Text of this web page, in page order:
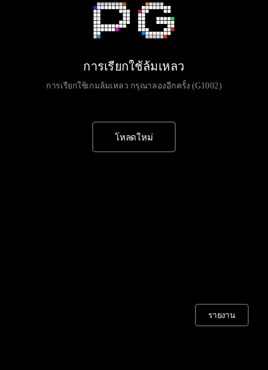
การเรียกใช้ล้มเหลว
การเรียกใช้เกมล้มเหลว กรุณาลองอีกครั้ง (G1002)
โหลดใหม่
รายงาน